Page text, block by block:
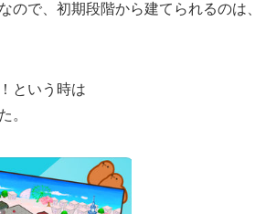
ので、初期段階から建てられるのは、
という時は
。